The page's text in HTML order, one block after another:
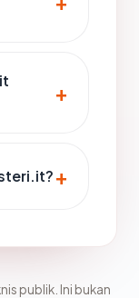
publik. Ini bukan